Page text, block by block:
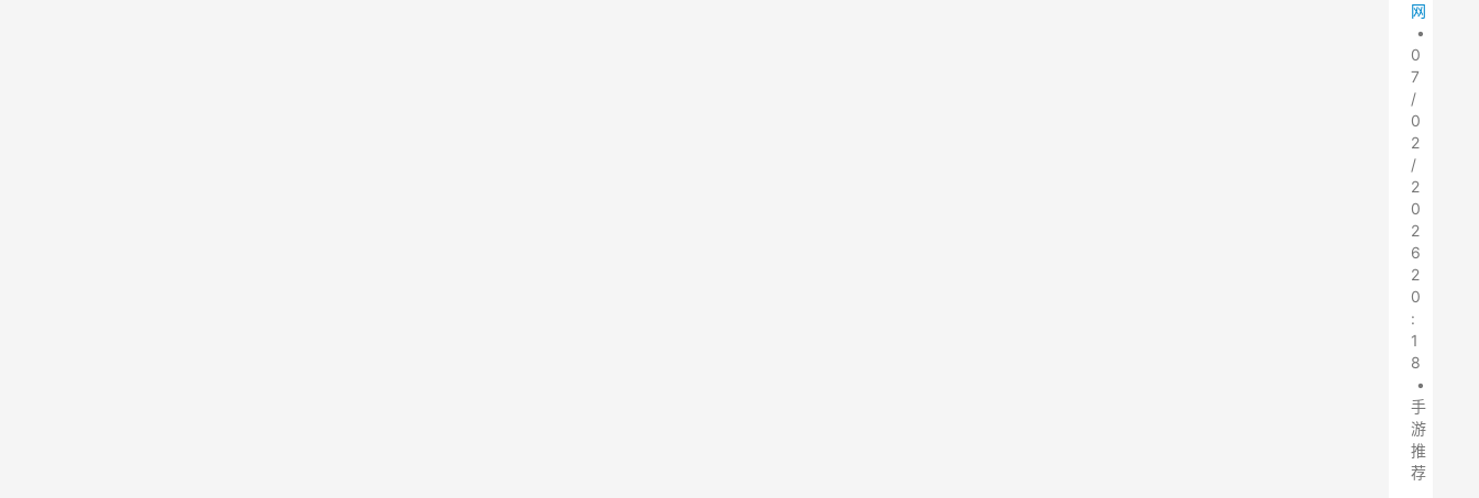
网
•
0
7
/
0
2
/
2
0
2
6
2
0
:
1
8
•
手
游
推
荐